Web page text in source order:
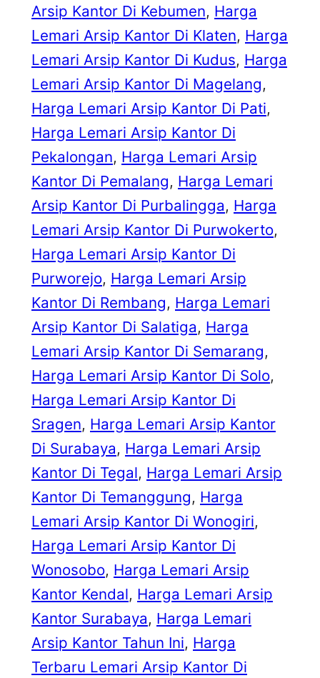
Arsip Kantor Di Kebumen, Harga
Lemari Arsip Kantor Di Klaten, Harga
Lemari Arsip Kantor Di Kudus, Harga
Lemari Arsip Kantor Di Magelang
Harga Lemari Arsip Kantor Di Pati
Harga Lemari Arsip Kantor Di
Pekalongan, Harga Lemari Arsip
Kantor Di Pemalang, Harga Lemari
Arsip Kantor Di Purbalingga, Harga
Lemari Arsip Kantor Di Purwokerto
Harga Lemari Arsip Kantor Di
Purworejo, Harga Lemari Arsip
Kantor Di Rembang, Harga Lemari
Arsip Kantor Di Salatiga, Harga
Lemari Arsip Kantor Di Semarang
Harga Lemari Arsip Kantor Di Solo
Harga Lemari Arsip Kantor Di
Sragen, Harga Lemari Arsip Kantor
Di Surabaya, Harga Lemari Arsip
Kantor Di Tegal, Harga Lemari Arsip
Kantor Di Temanggung, Harga
Lemari Arsip Kantor Di Wonogiri
Harga Lemari Arsip Kantor Di
Wonosobo, Harga Lemari Arsip
Kantor Kendal, Harga Lemari Arsip
Kantor Surabaya, Harga Lemari
Arsip Kantor Tahun Ini, Harga
Terbaru Lemari Arsip Kantor Di